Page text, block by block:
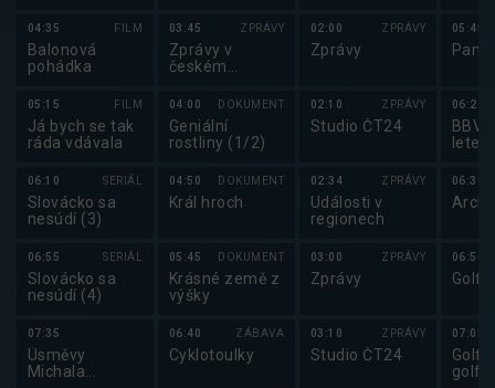
04:35 FILM
Balonová
pohádka
05:15 FILM
Já bych se tak
ráda vdávala
06:10 SERIÁL
Slovácko sa
nesúdí (3)
06:55 SERIÁL
Slovácko sa
nesúdí (4)
07:35
Úsměvy
Michala
03:45 ZPRÁVY
Zprávy v
českém
jazyce
04:00 DOKUMENT
Geniální
rostliny (1/2)
04:50 DOKUMENT
Král hroch
05:45 DOKUMENT
Krásné země z
výšky
06:40 ZÁBAVA
Cyklotoulky
02:00 ZPRÁVY
Zprávy
02:10 ZPRÁVY
Studio ČT24
02:34 ZPRÁVY
Události v
regionech
03:00 ZPRÁVY
Zprávy
03:10 ZPRÁVY
Studio ČT24
05:45
06:20
BBV
06:30
06:50
Golf:
07:05
Golf:
golfu